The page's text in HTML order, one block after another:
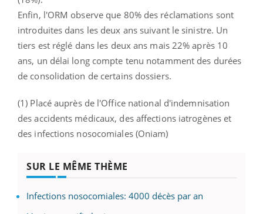
Enfin, l'ORM observe que 80% des réclamations sont
introduites dans les deux ans suivant le sinistre. Un
tiers est réglé dans les deux ans mais 22% après 10
ans, un délai long compte tenu notamment des durées
de consolidation de certains dossiers.
(1) Placé auprès de l'Office national d'indemnisation
des accidents médicaux, des affections iatrogènes et
des infections nosocomiales (Oniam)
SUR LE MÊME THÈME
Infections nosocomiales: 4000 décès par an